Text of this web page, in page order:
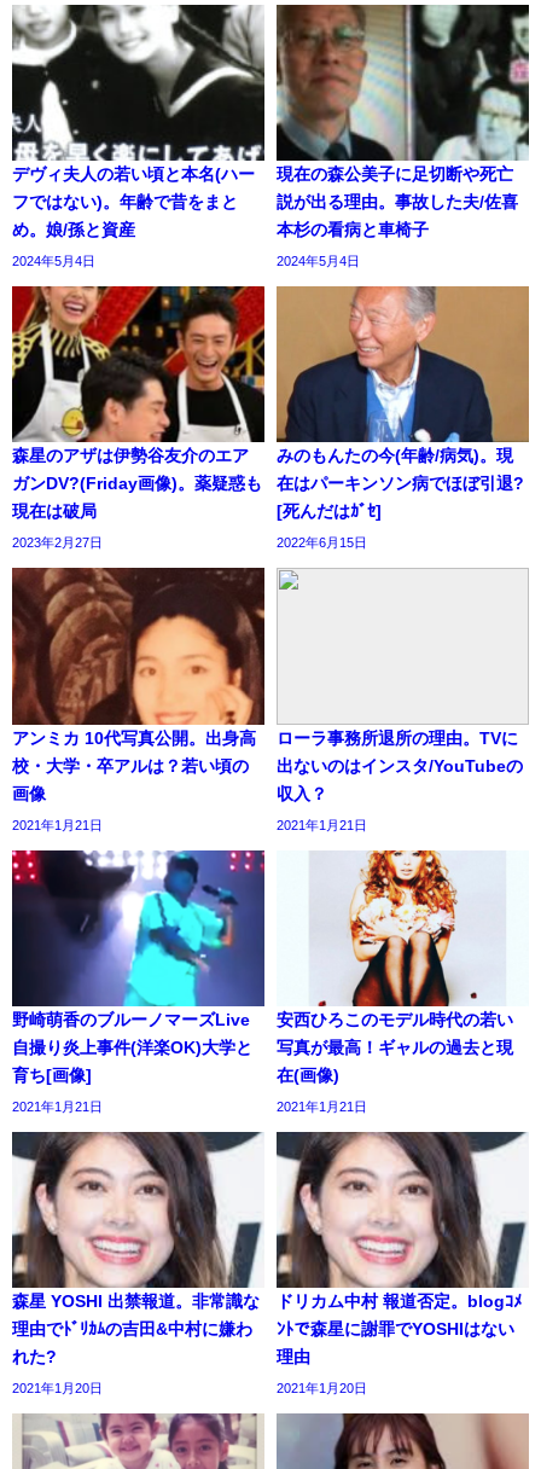
デヴィ夫人の若い頃と本名(ハー
フではない)。年齢で昔をまと
め。娘/孫と資産
2024年5月4日
現在の森公美子に足切断や死亡
説が出る理由。事故した夫/佐喜
本杉の看病と車椅子
2024年5月4日
森星のアザは伊勢谷友介のエア
ガンDV?(Friday画像)。薬疑惑も
現在は破局
2023年2月27日
みのもんたの今(年齢/病気)。現
在はパーキンソン病でほぼ引退?
[死んだはｶﾞｾ]
2022年6月15日
アンミカ 10代写真公開。出身高
校・大学・卒アルは？若い頃の
画像
2021年1月21日
ローラ事務所退所の理由。TVに
出ないのはインスタ/YouTubeの
収入？
2021年1月21日
野崎萌香のブルーノマーズLive
自撮り炎上事件(洋楽OK)大学と
育ち[画像]
2021年1月21日
安西ひろこのモデル時代の若い
写真が最高！ギャルの過去と現
在(画像)
2021年1月21日
森星 YOSHI 出禁報道。非常識な
理由でﾄﾞﾘｶﾑの吉田&中村に嫌わ
れた?
2021年1月20日
ドリカム中村 報道否定。blogｺﾒ
ﾝﾄで森星に謝罪でYOSHIはない
理由
2021年1月20日